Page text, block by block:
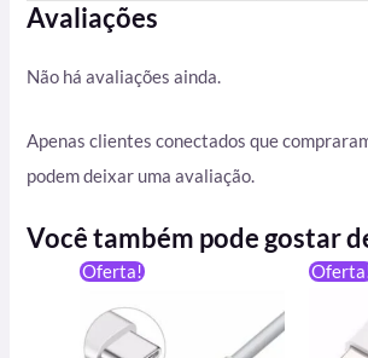
Avaliações
Não há avaliações ainda.
Apenas clientes conectados que
podem deixar uma avaliação.
Você também pode gostar
Oferta!